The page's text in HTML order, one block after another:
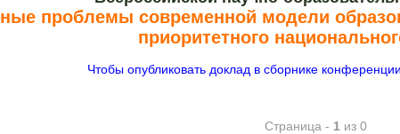
проблемы современной модели
приоритетного
Чтобы опубликовать доклад в сборнике
Страница - 1 из 0